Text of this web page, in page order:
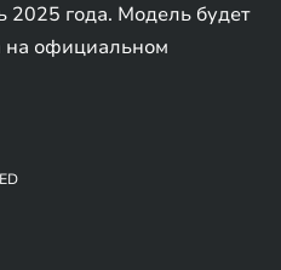
2025 года. Модель будет
на официальном